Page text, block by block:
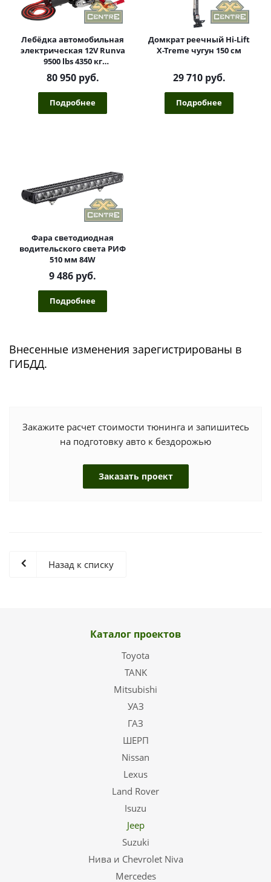
Лебёдка автомобильная
электрическая 12V Runva
9500 lbs 4350 кг
влагозащищенная,
синтетический трос
80 950 руб.
Подробнее
Домкрат реечный Hi-Lift
X-Treme чугун 150 см
29 710 руб.
Подробнее
Фара светодиодная
водительского света РИФ
510 мм 84W
9 486 руб.
Подробнее
Внесенные изменения зарегистрированы в
ГИБДД.
Закажите расчет стоимости тюнинга и запишитесь
на подготовку авто к бездорожью
Заказать проект
Назад к списку
Каталог проектов
Toyota
TANK
Mitsubishi
УАЗ
ГАЗ
ШЕРП
Nissan
Lexus
Land Rover
Isuzu
Jeep
Suzuki
Нива и Chevrolet Niva
Mercedes